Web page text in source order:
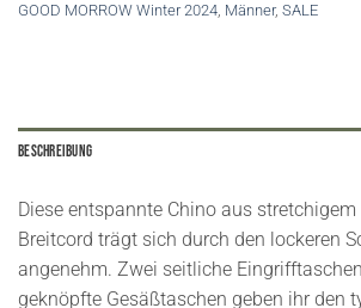
GOOD MORROW Winter 2024, Männer, SALE
Beschreibung
Diese entspannte Chino aus
Breitcord trägt sich durch den lockeren
angenehm. Zwei seitliche
geknöpfte Gesäßtaschen geben ihr den